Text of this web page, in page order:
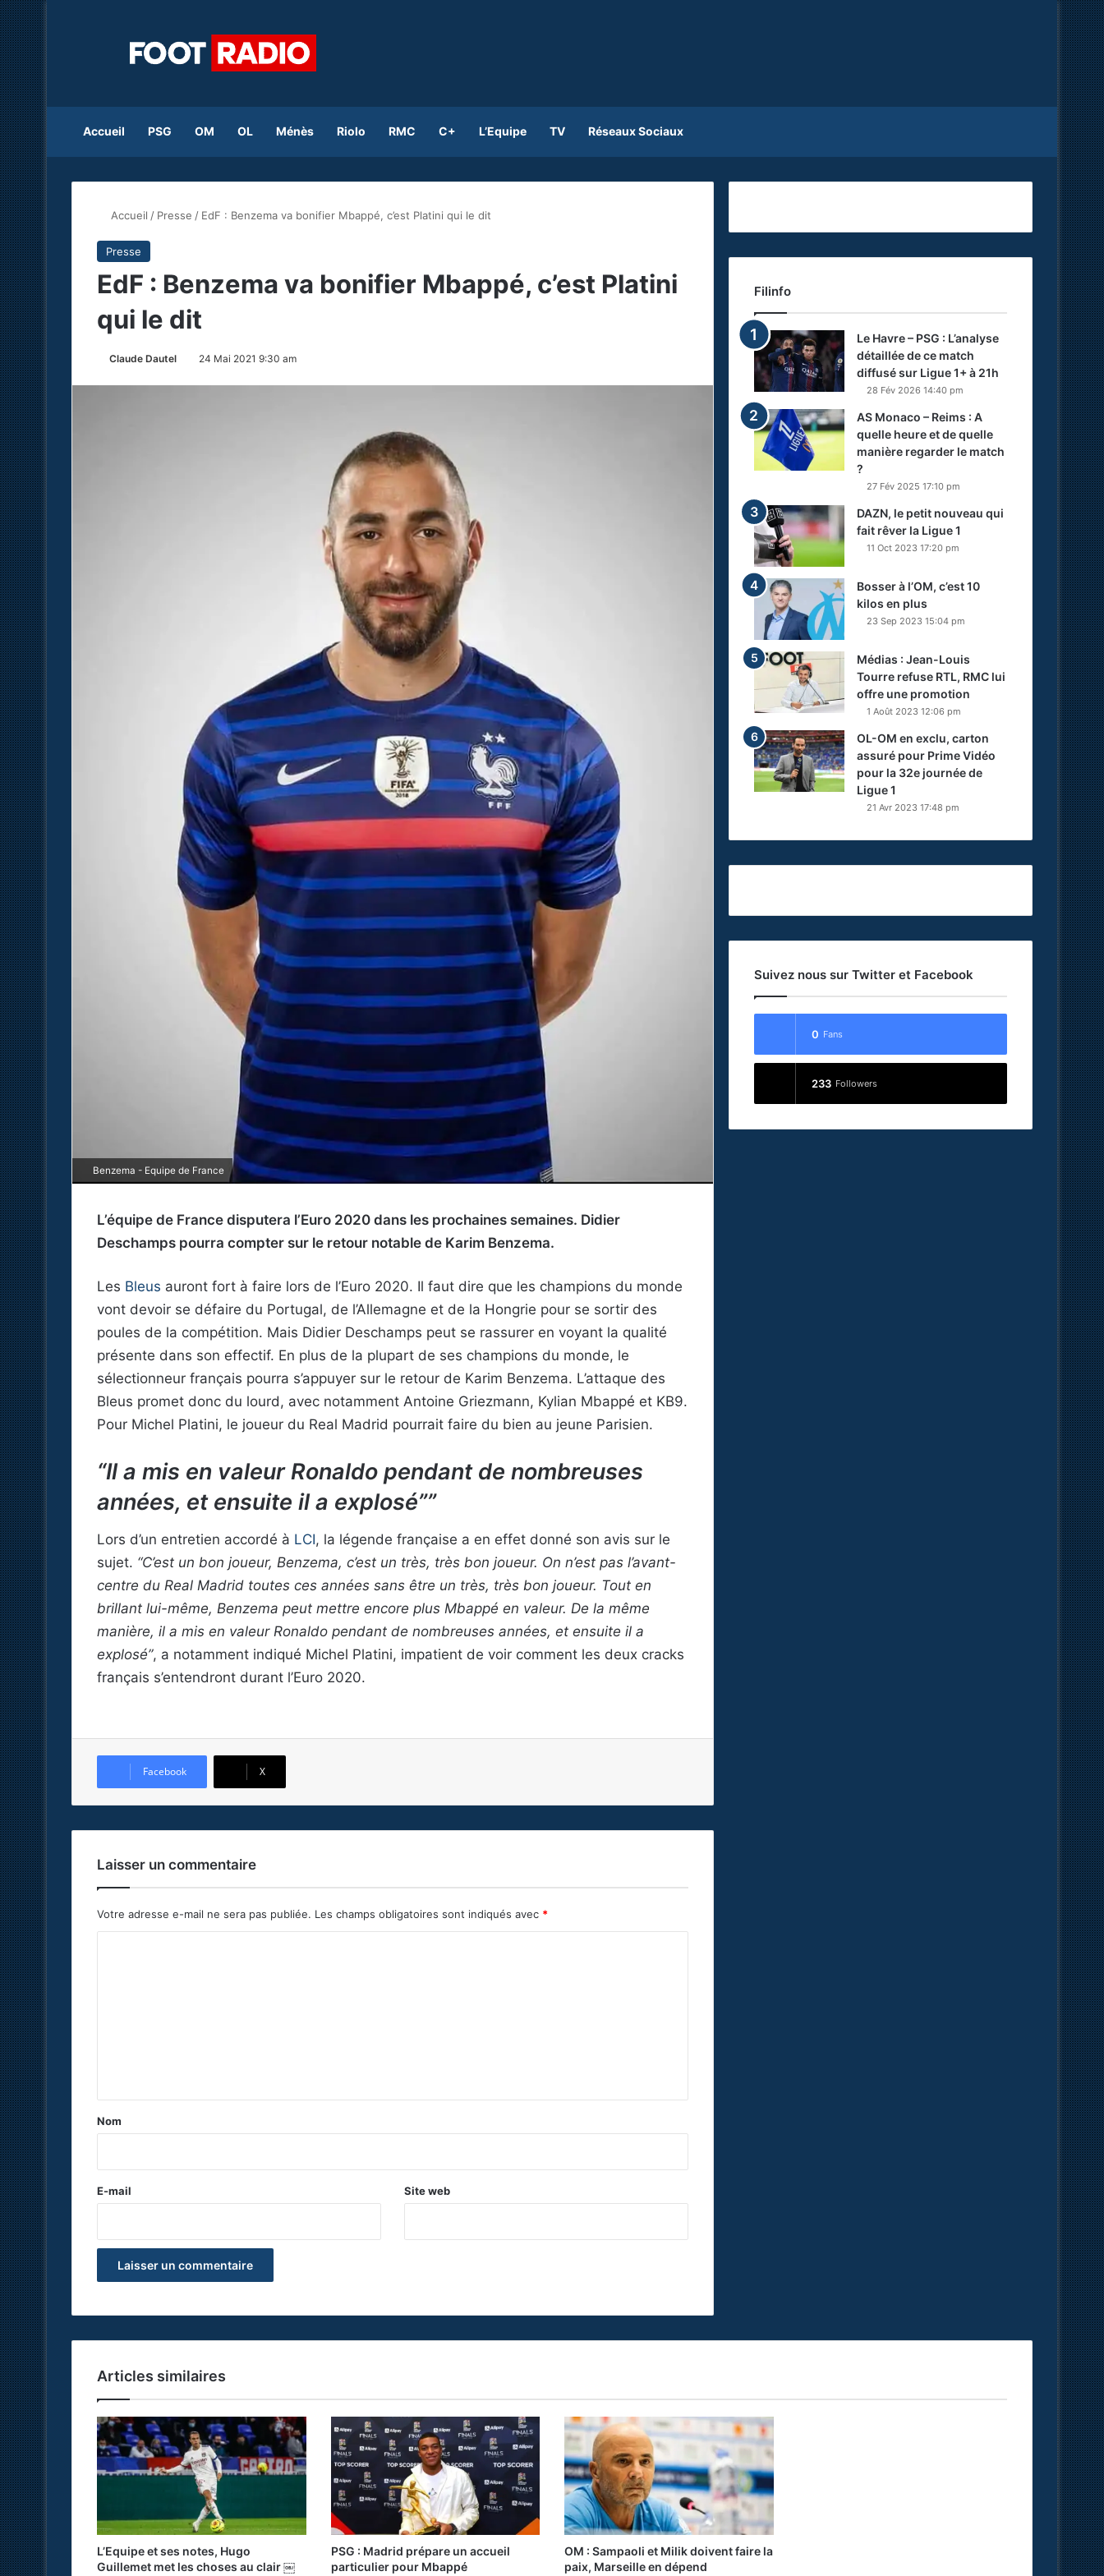
Accueil PSG OM OL Ménès Riolo RMC C+ L’Equipe TV Réseaux Sociaux
Accueil / Presse / EdF : Benzema va bonifier Mbappé, c’est Platini qui le dit
Presse
EdF : Benzema va bonifier Mbappé, c’est Platini
qui le dit
Claude Dautel 24 Mai 2021 9:30 am
Benzema - Equipe de France
L’équipe de France disputera l’Euro 2020 dans les prochaines semaines. Didier
Deschamps pourra compter sur le retour notable de Karim Benzema.
Les Bleus auront fort à faire lors de l’Euro 2020. Il faut dire que les champions du monde
vont devoir se défaire du Portugal, de l’Allemagne et de la Hongrie pour se sortir des
poules de la compétition. Mais Didier Deschamps peut se rassurer en voyant la qualité
présente dans son effectif. En plus de la plupart de ses champions du monde, le
sélectionneur français pourra s’appuyer sur le retour de Karim Benzema. L’attaque des
Bleus promet donc du lourd, avec notamment Antoine Griezmann, Kylian Mbappé et KB9.
Pour Michel Platini, le joueur du Real Madrid pourrait faire du bien au jeune Parisien.
“Il a mis en valeur Ronaldo pendant de nombreuses
années, et ensuite il a explosé””
Lors d’un entretien accordé à LCI, la légende française a en effet donné son avis sur le
sujet. “C’est un bon joueur, Benzema, c’est un très, très bon joueur. On n’est pas l’avant-
centre du Real Madrid toutes ces années sans être un très, très bon joueur. Tout en
brillant lui-même, Benzema peut mettre encore plus Mbappé en valeur. De la même
manière, il a mis en valeur Ronaldo pendant de nombreuses années, et ensuite il a
explosé”, a notamment indiqué Michel Platini, impatient de voir comment les deux cracks
français s’entendront durant l’Euro 2020.
Facebook X
Laisser un commentaire
Votre adresse e-mail ne sera pas publiée. Les champs obligatoires sont indiqués avec *
a
e
Nom
E-mail Site web
Filinfo
Le Havre – PSG : L’analyse
détaillée de ce match
diffusé sur Ligue 1+ à 21h
28 Fév 2026 14:40 pm
AS Monaco – Reims : A
quelle heure et de quelle
manière regarder le match
?
27 Fév 2025 17:10 pm
DAZN, le petit nouveau qui
fait rêver la Ligue 1
11 Oct 2023 17:20 pm
Bosser à l’OM, c’est 10
kilos en plus
23 Sep 2023 15:04 pm
Médias : Jean-Louis
Tourre refuse RTL, RMC lui
offre une promotion
1 Août 2023 12:06 pm
OL-OM en exclu, carton
assuré pour Prime Vidéo
pour la 32e journée de
Ligue 1
21 Avr 2023 17:48 pm
Suivez nous sur Twitter et Facebook
0 Fans
233 Followers
Articles similaires
L’Equipe et ses notes, Hugo
Guillemet met les choses au clair ￼
PSG : Madrid prépare un accueil
particulier pour Mbappé
OM : Sampaoli et Milik doivent faire la
paix, Marseille en dépend